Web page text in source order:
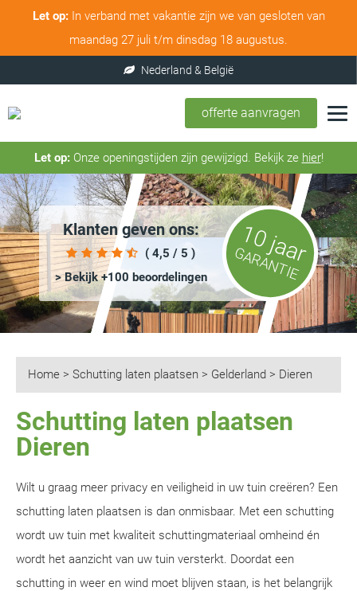
Let op:In verband met vakantie zijn we van gesloten van
maandag 27 juli t/m dinsdag 18 augustus.
offerte aanvragen
Let op:Onze openingstijden zijn gewijzigd. Bekijk ze hier!
Klanten geven ons:
( 4,5 / 5 )
> Bekijk +100 beoordelingen
10 jaar
GARANTIE
Home > Schutting laten plaatsen > Gelderland > Dieren
Schutting laten plaatsen
Dieren
Wilt u graag meer privacy en veiligheid in uw tuin creëren? Een
schutting laten plaatsen is dan onmisbaar. Met een schutting
wordt uw tuin met kwaliteit schuttingmateriaal omheind én
wordt het aanzicht van uw tuin versterkt. Doordat een
schutting in weer en wind moet blijven staan, is het belangrijk